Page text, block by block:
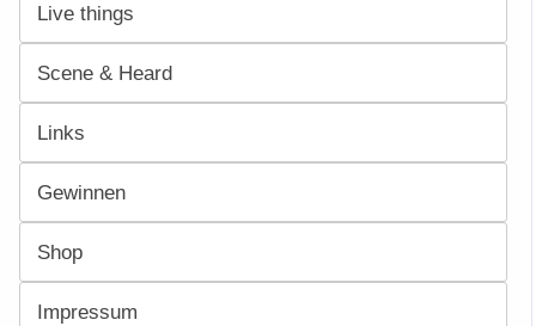
Live things
Scene & Heard
Links
Gewinnen
Shop
Impressum